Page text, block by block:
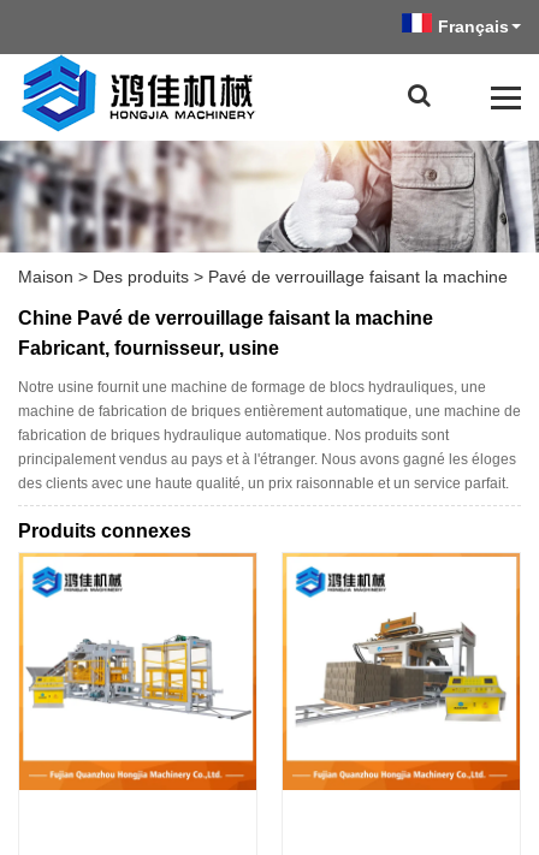
Français
Maison > Des produits > Pavé de verrouillage faisant la machine
Chine Pavé de verrouillage faisant la machine
Fabricant, fournisseur, usine
Notre usine fournit une machine de formage de blocs hydrauliques, une
machine de fabrication de briques entièrement automatique, une machine de
fabrication de briques hydraulique automatique. Nos produits sont
principalement vendus au pays et à l'étranger. Nous avons gagné les éloges
des clients avec une haute qualité, un prix raisonnable et un service parfait.
Produits connexes